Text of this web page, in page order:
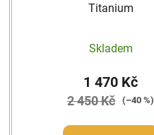
Titanium
Skladem
1 470 Kč
2 450 Kč (–40 %)